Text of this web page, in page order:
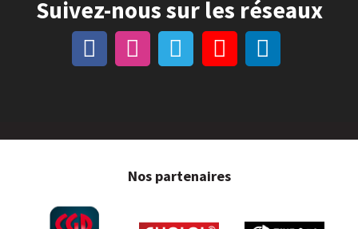
Suivez-nous sur les réseaux
Nos partenaires